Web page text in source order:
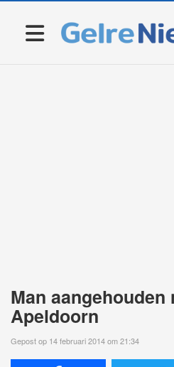
Man aangehouden
Apeldoorn
Gepost op 14 februari 2014 om 21:34